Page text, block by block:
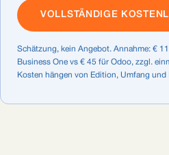
VOLLSTÄNDIGE
Schätzung, kein Angebot. Annahme: €
Business One vs € 45 für Odoo, zzgl.
Kosten hängen von Edition, Umfang und